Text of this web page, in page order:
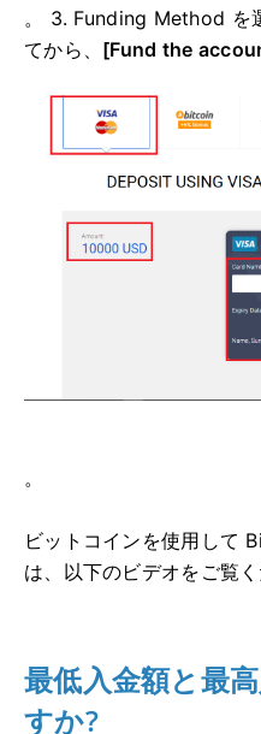
。 3. Funding Method を
てから、 [Fund the
。
ビットコインを使用して
は、以下のビデオをご覧く
最低入金額と最
すか?